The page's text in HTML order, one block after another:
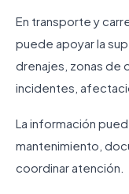
En transporte y
puede apoyar la
drenajes, zonas de
incidentes,
La información
mantenimiento,
coordinar atención.